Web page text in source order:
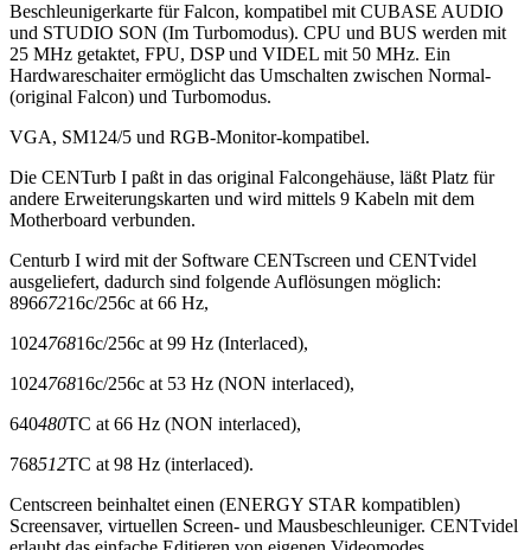
Beschleunigerkarte für Falcon, kompatibel mit CUBASE AUDIO
und STUDIO SON (Im Turbomodus). CPU und BUS werden mit
25 MHz getaktet, FPU, DSP und VIDEL mit 50 MHz. Ein
Hardwareschaiter ermöglicht das Umschalten zwischen Normal-
(original Falcon) und Turbomodus.
VGA, SM124/5 und RGB-Monitor-kompatibel.
Die CENTurb I paßt in das original Falcongehäuse, läßt Platz für
andere Erweiterungskarten und wird mittels 9 Kabeln mit dem
Motherboard verbunden.
Centurb I wird mit der Software CENTscreen und CENTvidel
ausgeliefert, dadurch sind folgende Auflösungen möglich:
89667216c/256c at 66 Hz,
102476816c/256c at 99 Hz (Interlaced),
102476816c/256c at 53 Hz (NON interlaced),
640480TC at 66 Hz (NON interlaced),
768512TC at 98 Hz (interlaced).
Centscreen beinhaltet einen (ENERGY STAR kompatiblen)
Screensaver, virtuellen Screen- und Mausbeschleuniger. CENTvidel